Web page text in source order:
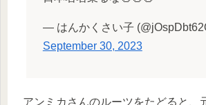
— はんかくさい子
September 30, 2023
アンミカさんのルーツをたどると、